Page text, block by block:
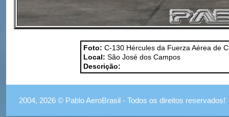
Foto: C-130 Hércules da Fuerza Aérea de
Local: São José dos Campos
Descrição:
2004, 2026 © Pablo AeroBrasil - Todos os direitos reservados!